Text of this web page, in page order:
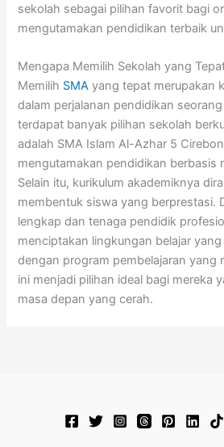
sekolah sebagai pilihan favorit bagi
mengutamakan pendidikan terbaik
Mengapa Memilih Sekolah yang
Memilih SMA yang tepat merupakan
dalam perjalanan pendidikan
terdapat banyak pilihan sekolah
adalah SMA Islam Al-Azhar 5
mengutamakan pendidikan berbasis
Selain itu, kurikulum akademiknya
membentuk siswa yang berprestasi.
lengkap dan tenaga pendidik
menciptakan lingkungan belajar
dengan program pembelajaran yang
ini menjadi pilihan ideal bagi mereka
masa depan yang cerah.